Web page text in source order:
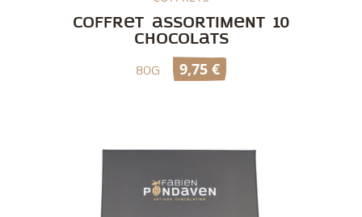
Coffret assortiment 10
chocolats
80g 9,75 €